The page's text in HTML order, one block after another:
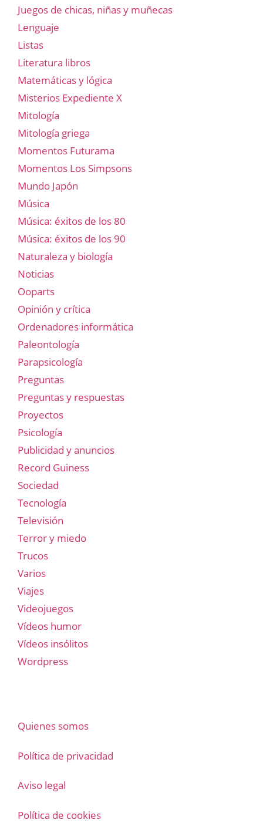
Juegos de chicas, niñas y muñecas
Lenguaje
Listas
Literatura libros
Matemáticas y lógica
Misterios Expediente X
Mitología
Mitología griega
Momentos Futurama
Momentos Los Simpsons
Mundo Japón
Música
Música: éxitos de los 80
Música: éxitos de los 90
Naturaleza y biología
Noticias
Ooparts
Opinión y crítica
Ordenadores informática
Paleontología
Parapsicología
Preguntas
Preguntas y respuestas
Proyectos
Psicología
Publicidad y anuncios
Record Guiness
Sociedad
Tecnología
Televisión
Terror y miedo
Trucos
Varios
Viajes
Videojuegos
Vídeos humor
Vídeos insólitos
Wordpress
Quienes somos
Política de privacidad
Aviso legal
Política de cookies